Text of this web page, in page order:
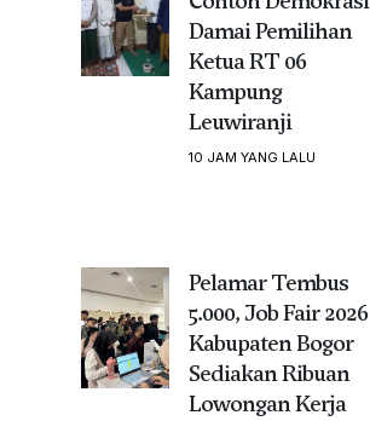
Damai Pemilihan
Ketua RT 06
Kampung
Leuwiranji
10 JAM YANG LALU
Pelamar Tembus
5.000, Job Fair 2026
Kabupaten Bogor
Sediakan Ribuan
Lowongan Kerja